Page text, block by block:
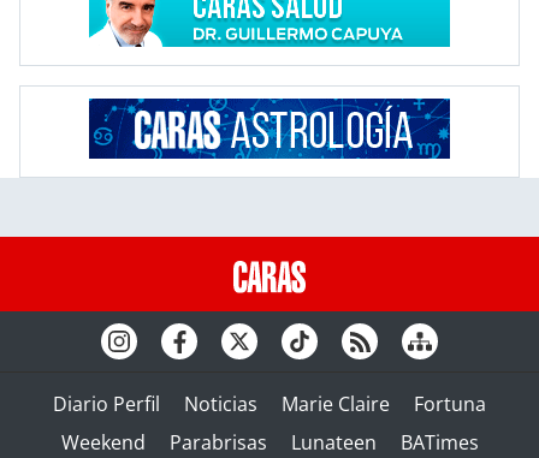
Diario Perfil Noticias Marie Claire
Fortuna
Weekend
Parabrisas Lunateen BATimes